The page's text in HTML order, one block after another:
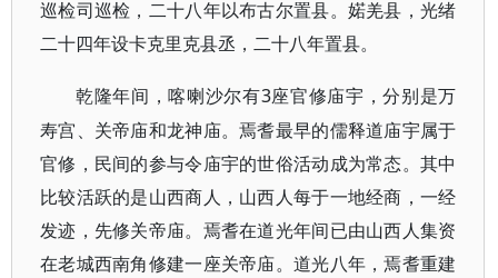
巡检司巡检，二十八年以布古尔置县。婼羌县，光绪
二十四年设卡克里克县丞，二十八年置县。
乾隆年间，喀喇沙尔有3座官修庙宇，分别是万
寿宫、关帝庙和龙神庙。焉耆最早的儒释道庙宇属于
官修，民间的参与令庙宇的世俗活动成为常态。其中
比较活跃的是山西商人，山西人每于一地经商，一经
发迹，先修关帝庙。焉耆在道光年间已由山西人集资
在老城西南角修建一座关帝庙。道光八年，焉耆重建